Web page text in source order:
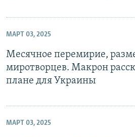
МАРТ 03, 2025
Месячное перемирие,
миротворцев. Макрон
плане для Украины
МАРТ 03, 2025